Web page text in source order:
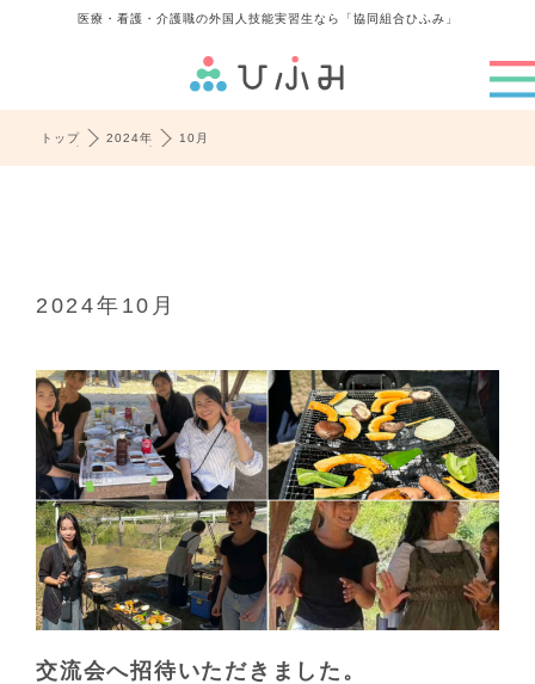
医療・看護・介護職の外国人技能実習生なら「協同組合ひふみ」
トップ 2024年 10月
2024年10月
交流会へ招待いただきました。